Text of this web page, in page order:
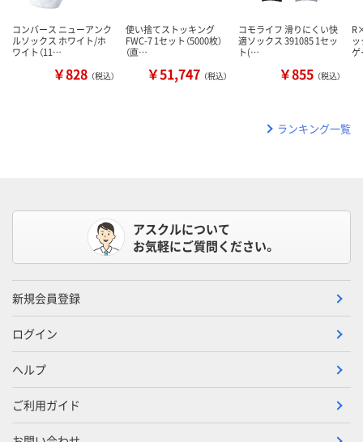
コンバース ニューアンク
ルソックス ホワイト/ホ
ワイト（11…
￥828 （税込）
使い捨てストッキング
FWC-7 1セット（5000枚）
（直…
￥51,747 （税込）
コモライフ 滑りにくい快
適ソックス 391085 1セッ
ト(…
￥855 （税込）
ランキング一覧
アスクルについて
お気軽にご質問ください。
新規会員登録
ログイン
ヘルプ
ご利用ガイド